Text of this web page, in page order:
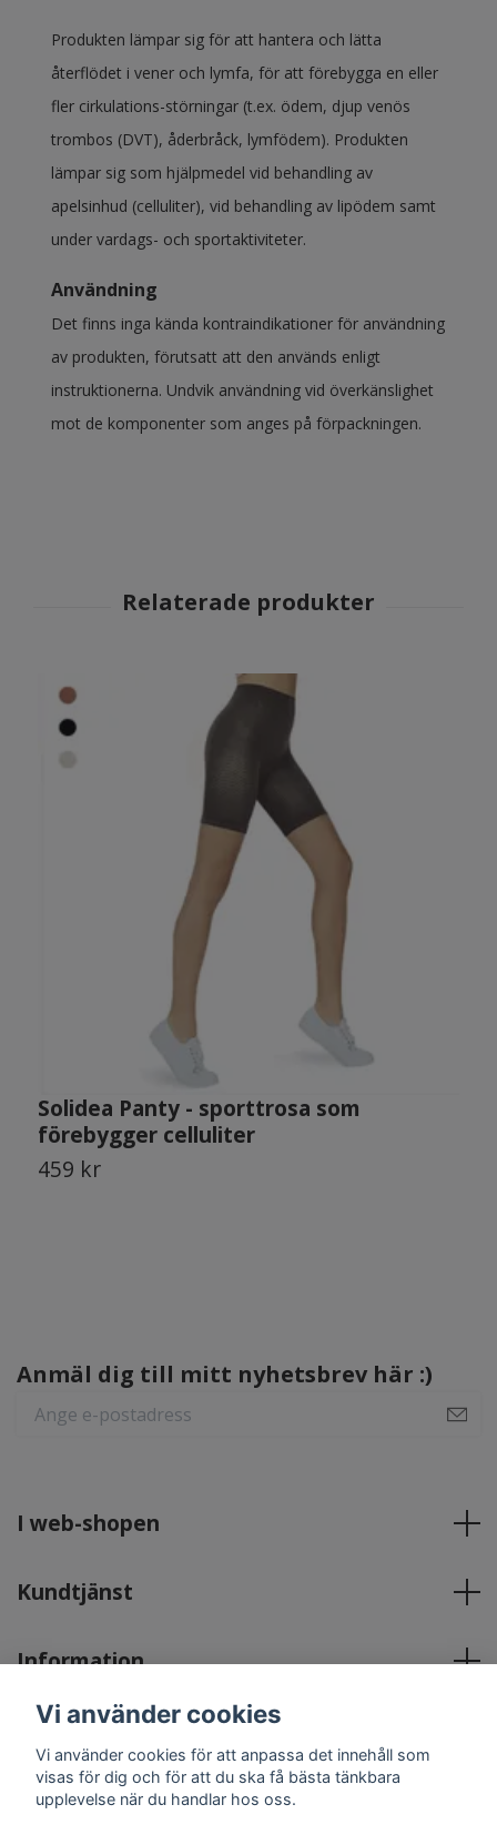
Produkten lämpar sig för att hantera och lätta
återflödet i vener och lymfa, för att förebygga en eller
fler cirkulations-störningar (t.ex. ödem, djup venös
trombos (DVT), åderbråck, lymfödem). Produkten
lämpar sig som hjälpmedel vid behandling av
apelsinhud (celluliter), vid behandling av lipödem samt
under vardags- och sportaktiviteter.
Användning
Det finns inga kända kontraindikationer för användning
av produkten, förutsatt att den används enligt
instruktionerna. Undvik användning vid överkänslighet
mot de komponenter som anges på förpackningen.
Solidea Panty - sporttrosa som
förebygger celluliter
459 kr
Anmäl dig till mitt nyhetsbrev här :)
I web-shopen
Kundtjänst
Information
Sociala medier
Vi använder cookies
Vi använder cookies för att anpassa det innehåll som
visas för dig och för att du ska få bästa tänkbara
upplevelse när du handlar hos oss.